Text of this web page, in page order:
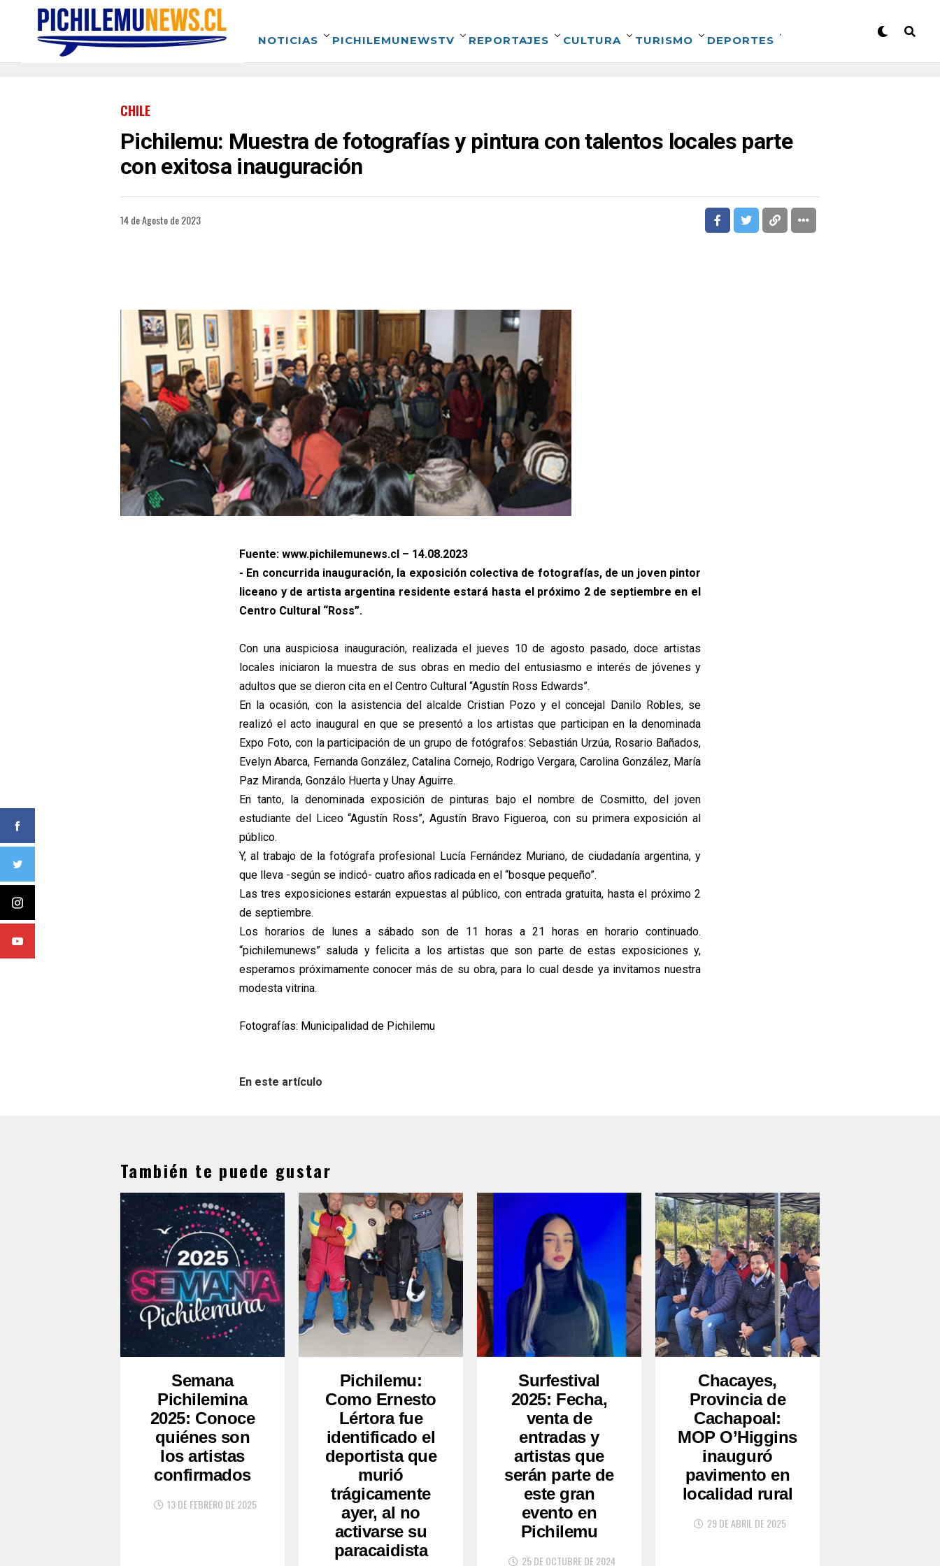
NOTICIAS PICHILEMUNEWSTV REPORTAJES CULTURA TURISMO DEPORTES
CHILE
Pichilemu: Muestra de fotografías y pintura con talentos locales parte
con exitosa inauguración
14 de Agosto de 2023
Fuente: www.pichilemunews.cl – 14.08.2023
- En concurrida inauguración, la exposición colectiva de fotografías, de un joven pintor
liceano y de artista argentina residente estará hasta el próximo 2 de septiembre en el
Centro Cultural “Ross”.
Con una auspiciosa inauguración, realizada el jueves 10 de agosto pasado, doce artistas
locales iniciaron la muestra de sus obras en medio del entusiasmo e interés de jóvenes y
adultos que se dieron cita en el Centro Cultural “Agustín Ross Edwards”.
En la ocasión, con la asistencia del alcalde Cristian Pozo y el concejal Danilo Robles, se
realizó el acto inaugural en que se presentó a los artistas que participan en la denominada
Expo Foto, con la participación de un grupo de fotógrafos: Sebastián Urzúa, Rosario Bañados,
Evelyn Abarca, Fernanda González, Catalina Cornejo, Rodrigo Vergara, Carolina González, María
Paz Miranda, Gonzálo Huerta y Unay Aguirre.
En tanto, la denominada exposición de pinturas bajo el nombre de Cosmitto, del joven
estudiante del Liceo “Agustín Ross”, Agustín Bravo Figueroa, con su primera exposición al
público.
Y, al trabajo de la fotógrafa profesional Lucía Fernández Muriano, de ciudadanía argentina, y
que lleva -según se indicó- cuatro años radicada en el “bosque pequeño”.
Las tres exposiciones estarán expuestas al público, con entrada gratuita, hasta el próximo 2
de septiembre.
Los horarios de lunes a sábado son de 11 horas a 21 horas en horario continuado.
“pichilemunews” saluda y felicita a los artistas que son parte de estas exposiciones y,
esperamos próximamente conocer más de su obra, para lo cual desde ya invitamos nuestra
modesta vitrina.
Fotografías: Municipalidad de Pichilemu
En este artículo
También te puede gustar
Semana
Pichilemina
2025: Conoce
quiénes son
los artistas
confirmados
13 DE FEBRERO DE 2025
Pichilemu:
Como Ernesto
Lértora fue
identificado el
deportista que
murió
trágicamente
ayer, al no
activarse su
paracaidista
Surfestival
2025: Fecha,
venta de
entradas y
artistas que
serán parte de
este gran
evento en
Pichilemu
25 DE OCTUBRE DE 2024
Chacayes,
Provincia de
Cachapoal:
MOP O’Higgins
inauguró
pavimento en
localidad rural
29 DE ABRIL DE 2025